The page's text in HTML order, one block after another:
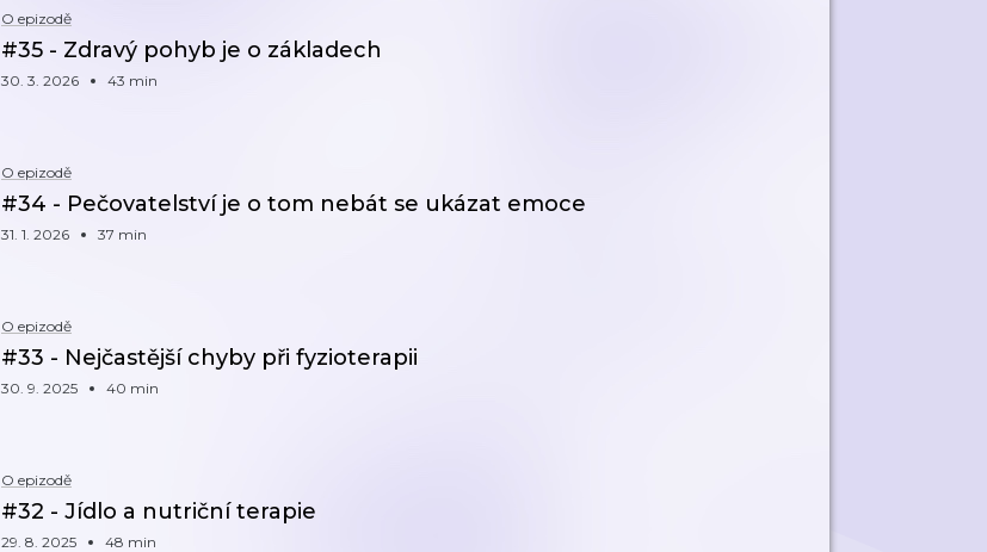
O epizodě
#35 - Zdravý pohyb je o základech
30. 3. 2026 43 min
O epizodě
#34 - Pečovatelství je o tom nebát se ukázat emoce
31. 1. 2026 37 min
O epizodě
#33 - Nejčastější chyby při fyzioterapii
30. 9. 2025 40 min
O epizodě
#32 - Jídlo a nutriční terapie
29. 8. 2025 48 min